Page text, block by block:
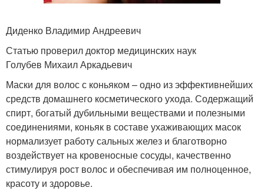
Диденко Владимир Андреевич
Статью проверил доктор медицинских наук
Голубев Михаил Аркадьевич
Маски для волос с коньяком – одно из эффективнейших
средств домашнего косметического ухода. Содержащий
спирт, богатый дубильными веществами и полезными
соединениями, коньяк в составе ухаживающих масок
нормализует работу сальных желез и благотворно
воздействует на кровеносные сосуды, качественно
стимулируя рост волос и обеспечивая им полноценное,
красоту и здоровье.